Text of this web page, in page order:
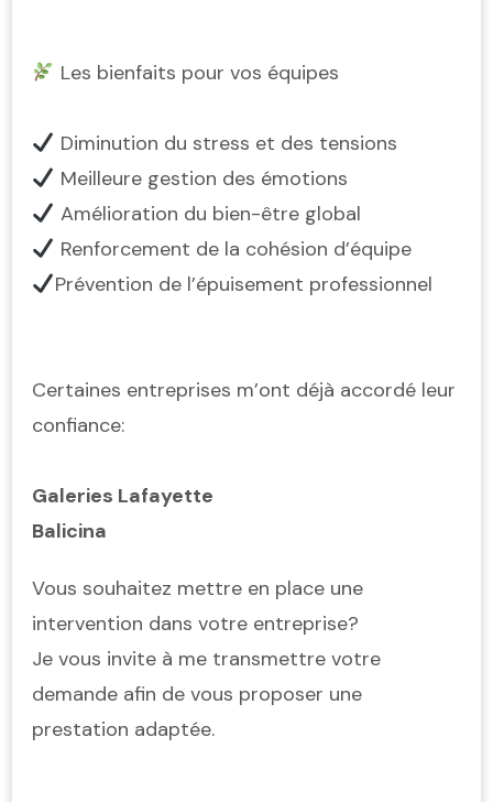
Les bienfaits pour vos équipes
Diminution du stress et des tensions
Meilleure gestion des émotions
Amélioration du bien-être global
Renforcement de la cohésion d’équipe
Prévention de l’épuisement professionnel
Certaines entreprises m’ont déjà accordé leur
confiance:
Galeries Lafayette
Balicina
Vous souhaitez mettre en place une
intervention dans votre entreprise?
Je vous invite à me transmettre votre
demande afin de vous proposer une
prestation adaptée.